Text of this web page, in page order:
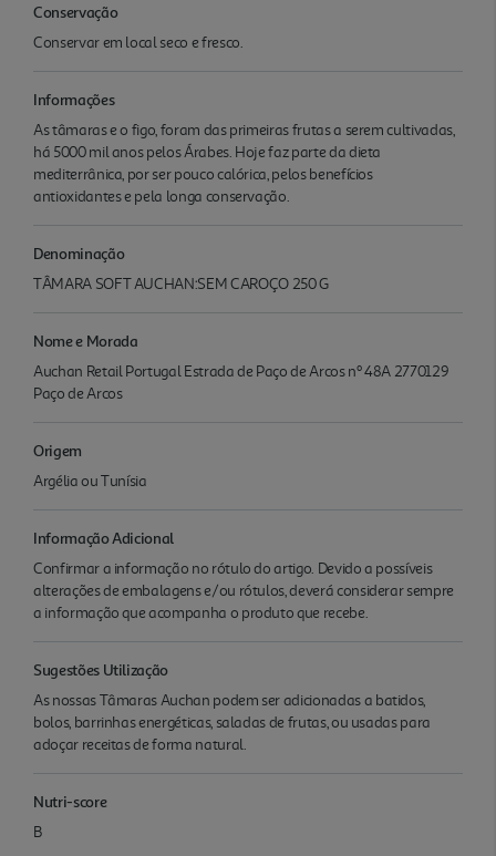
Conservação
Conservar em local seco e fresco.
Informações
As tâmaras e o figo, foram das primeiras frutas a serem cultivadas,
há 5000 mil anos pelos Árabes. Hoje faz parte da dieta
mediterrânica, por ser pouco calórica, pelos benefícios
antioxidantes e pela longa conservação.
Denominação
TÂMARA SOFT AUCHAN:SEM CAROÇO 250 G
Nome e Morada
Auchan Retail Portugal Estrada de Paço de Arcos nº 48A 2770129
Paço de Arcos
Origem
Argélia ou Tunísia
Informação Adicional
Confirmar a informação no rótulo do artigo. Devido a possíveis
alterações de embalagens e/ou rótulos, deverá considerar sempre
a informação que acompanha o produto que recebe.
Sugestões Utilização
As nossas Tâmaras Auchan podem ser adicionadas a batidos,
bolos, barrinhas energéticas, saladas de frutas, ou usadas para
adoçar receitas de forma natural.
Nutri-score
B